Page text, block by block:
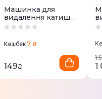
Машинка для
видалення катишок
ESPERANZA
Кешбек7 ₴
149₴
1
1